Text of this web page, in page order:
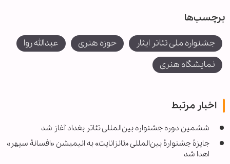
برچسب‌ها
جشنواره ملی تئاتر ایثار حوزه هنری
عبدالله روا
نمایشگاه هنری
اخبار مرتبط
ششمین دوره جشنواره بین‌المللی تئاتر بغداد آغاز شد
جایزهٔ جشنوارهٔ بین‌المللی «تانزانایت» به انیمیشن «افسانهٔ سپهر»
اهدا شد